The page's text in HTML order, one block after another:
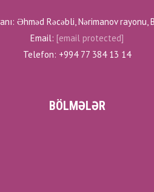
Əhməd Rəcəbli, Nərimanov rayonu,
Email: [email protected]
Telefon: +994 77 384 13 14
BÖLMƏLƏR